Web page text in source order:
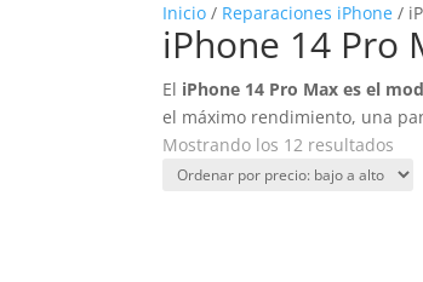
Inicio / Reparaciones iPhone /
iPhone 14 Pro
El iPhone 14 Pro Max es el
el máximo rendimiento, una
Mostrando los 12 resultados
por